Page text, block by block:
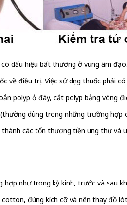
dấu hiệu bất thường ở vùng âm đạo.
về điều trị. Việc sử dụng thuốc phải
polyp ở đáy, cắt polyp bằng vòng
dùng trong những trường
các tổn thương tiền ung thư
như trong kỳ kinh, trước và sau
đúng kích cỡ và nên thay đồ